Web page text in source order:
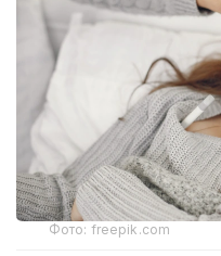
Фото: freepik.com